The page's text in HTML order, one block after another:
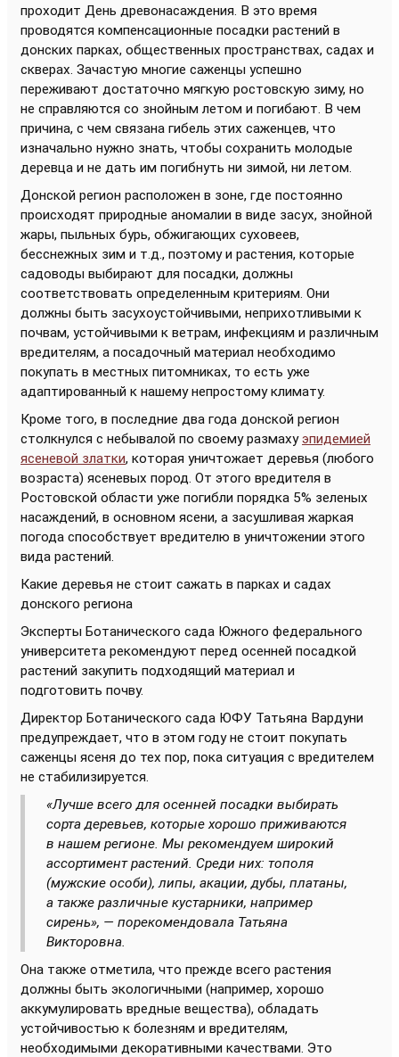
проходит День древонасаждения. В это время
проводятся компенсационные посадки растений в
донских парках, общественных пространствах, садах и
скверах. Зачастую многие саженцы успешно
переживают достаточно мягкую ростовскую зиму, но
не справляются со знойным летом и погибают. В чем
причина, с чем связана гибель этих саженцев, что
изначально нужно знать, чтобы сохранить молодые
деревца и не дать им погибнуть ни зимой, ни летом.
Донской регион расположен в зоне, где постоянно
происходят природные аномалии в виде засух, знойной
жары, пыльных бурь, обжигающих суховеев,
бесснежных зим и т.д., поэтому и растения, которые
садоводы выбирают для посадки, должны
соответствовать определенным критериям. Они
должны быть засухоустойчивыми, неприхотливыми к
почвам, устойчивыми к ветрам, инфекциям и различным
вредителям, а посадочный материал необходимо
покупать в местных питомниках, то есть уже
адаптированный к нашему непростому климату.
Кроме того, в последние два года донской регион
столкнулся с небывалой по своему размахуэпидемией
ясеневой златки, которая уничтожает деревья (любого
возраста) ясеневых пород. От этого вредителя в
Ростовской области уже погибли порядка 5% зеленых
насаждений, в основном ясени, а засушливая жаркая
погода способствует вредителю в уничтожении этого
вида растений.
Какие деревья не стоит сажать в парках и садах
донского региона
Эксперты Ботанического сада Южного федерального
университета рекомендуют перед осенней посадкой
растений закупить подходящий материал и
подготовить почву.
Директор Ботанического сада ЮФУ Татьяна Вардуни
предупреждает, что в этом году не стоит покупать
саженцы ясеня до тех пор, пока ситуация с вредителем
не стабилизируется.
«Лучше всего для осенней посадки выбирать
сорта деревьев, которые хорошо приживаются
в нашем регионе. Мы рекомендуем широкий
ассортимент растений. Среди них: тополя
(мужские особи), липы, акации, дубы, платаны,
а также различные кустарники, например
сирень», — порекомендовала Татьяна
Викторовна.
Она также отметила, что прежде всего растения
должны быть экологичными (например, хорошо
аккумулировать вредные вещества), обладать
устойчивостью к болезням и вредителям,
необходимыми декоративными качествами. Это